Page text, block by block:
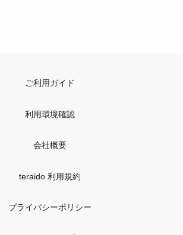
ご利用ガイド
利用環境確認
会社概要
teraido 利用規約
プライバシーポリシー